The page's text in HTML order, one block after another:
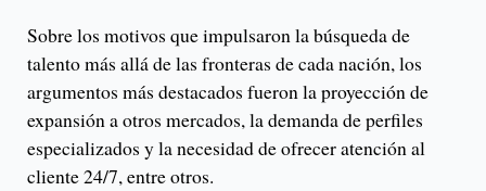
Sobre los motivos que impulsaron la búsqueda de
talento más allá de las fronteras de cada nación, los
argumentos más destacados fueron la proyección de
expansión a otros mercados, la demanda de perfiles
especializados y la necesidad de ofrecer atención al
cliente 24/7, entre otros.